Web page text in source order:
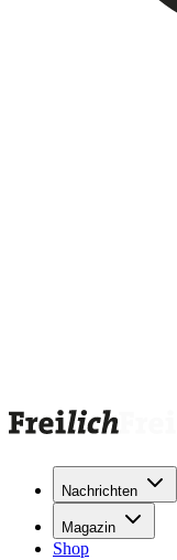
Nachrichten
Magazin
Shop